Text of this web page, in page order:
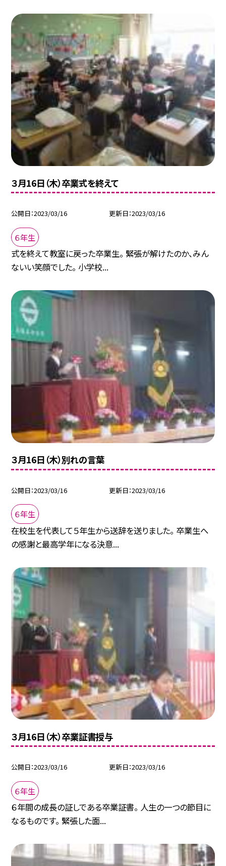
３月16日（木）卒業式を終えて
公開日 2023/03/16 更新日 2023/03/16
６年生
式を終えて教室に戻った卒業生。 緊張が解けたのか、みん
ないい笑顔でした。 小学校...
３月16日（木）別れの言葉
公開日 2023/03/16 更新日 2023/03/16
６年生
在校生を代表して５年生から送辞を送りました。 卒業生へ
の感謝と最高学年になる決意...
３月16日（木）卒業証書授与
公開日 2023/03/16 更新日 2023/03/16
６年生
６年間の成長の証しである卒業証書。 人生の一つの節目に
なるものです。 緊張した面...